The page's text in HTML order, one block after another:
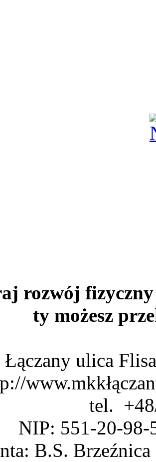
rozwój fizyczny
ty możesz
Łączany ulica
tel.
NIP: 551-20-98-
B.S.